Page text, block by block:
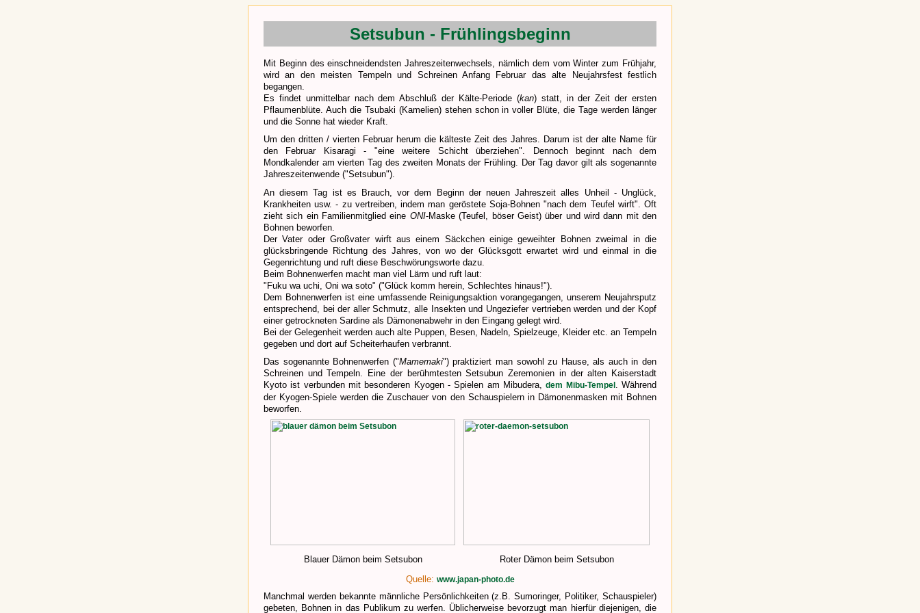
Setsubun - Frühlingsbeginn
Mit Beginn des einschneidendsten Jahreszeitenwechsels, nämlich dem vom Winter zum Frühjahr,
wird an den meisten Tempeln und Schreinen Anfang Februar das alte Neujahrsfest festlich
begangen.
Es findet unmittelbar nach dem Abschluß der Kälte-Periode (kan) statt, in der Zeit der ersten
Pflaumenblüte. Auch die Tsubaki (Kamelien) stehen schon in voller Blüte, die Tage werden länger
und die Sonne hat wieder Kraft.
Um den dritten / vierten Februar herum die kälteste Zeit des Jahres. Darum ist der alte Name für
den Februar Kisaragi - "eine weitere Schicht überziehen". Dennoch beginnt nach dem
Mondkalender am vierten Tag des zweiten Monats der Frühling. Der Tag davor gilt als sogenannte
Jahreszeitenwende ("Setsubun").
An diesem Tag ist es Brauch, vor dem Beginn der neuen Jahreszeit alles Unheil - Unglück,
Krankheiten usw. - zu vertreiben, indem man geröstete Soja-Bohnen "nach dem Teufel wirft". Oft
zieht sich ein Familienmitglied eine ONI-Maske (Teufel, böser Geist) über und wird dann mit den
Bohnen beworfen.
Der Vater oder Großvater wirft aus einem Säckchen einige geweihter Bohnen zweimal in die
glücksbringende Richtung des Jahres, von wo der Glücksgott erwartet wird und einmal in die
Gegenrichtung und ruft diese Beschwörungsworte dazu.
Beim Bohnenwerfen macht man viel Lärm und ruft laut:
"Fuku wa uchi, Oni wa soto" ("Glück komm herein, Schlechtes hinaus!").
Dem Bohnenwerfen ist eine umfassende Reinigungsaktion vorangegangen, unserem Neujahrsputz
entsprechend, bei der aller Schmutz, alle Insekten und Ungeziefer vertrieben werden und der Kopf
einer getrockneten Sardine als Dämonenabwehr in den Eingang gelegt wird.
Bei der Gelegenheit werden auch alte Puppen, Besen, Nadeln, Spielzeuge, Kleider etc. an Tempeln
gegeben und dort auf Scheiterhaufen verbrannt.
Das sogenannte Bohnenwerfen ("Mamemaki") praktiziert man sowohl zu Hause, als auch in den
Schreinen und Tempeln. Eine der berühmtesten Setsubun Zeremonien in der alten Kaiserstadt
Kyoto ist verbunden mit besonderen Kyogen - Spielen am Mibudera,dem Mibu-Tempel. Während
der Kyogen-Spiele werden die Zuschauer von den Schauspielern in Dämonenmasken mit Bohnen
beworfen.
Blauer Dämon beim Setsubon
Roter Dämon beim Setsubon
Quelle: www.japan-photo.de
Manchmal werden bekannte männliche Persönlichkeiten (z.B. Sumoringer, Politiker, Schauspieler)
gebeten, Bohnen in das Publikum zu werfen. Üblicherweise bevorzugt man hierfür diejenigen, die